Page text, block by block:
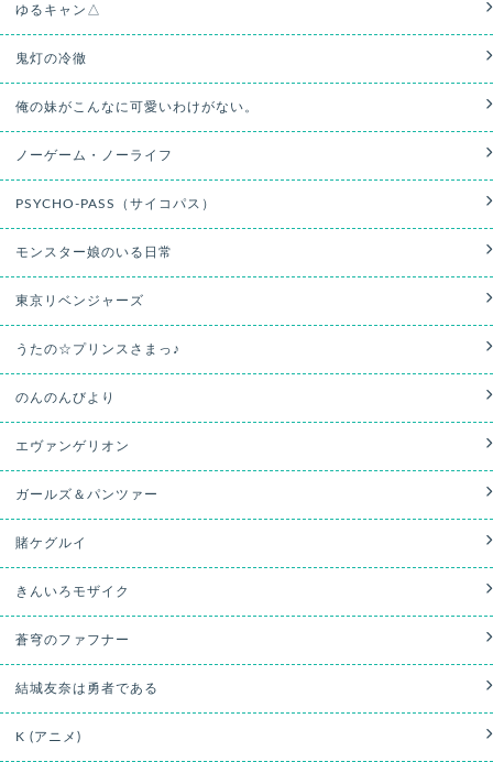
ゆるキャン△
鬼灯の冷徹
俺の妹がこんなに可愛いわけがない。
ノーゲーム・ノーライフ
PSYCHO-PASS（サイコパス）
モンスター娘のいる日常
東京リベンジャーズ
うたの☆プリンスさまっ♪
のんのんびより
エヴァンゲリオン
ガールズ＆パンツァー
賭ケグルイ
きんいろモザイク
蒼穹のファフナー
結城友奈は勇者である
K (アニメ)